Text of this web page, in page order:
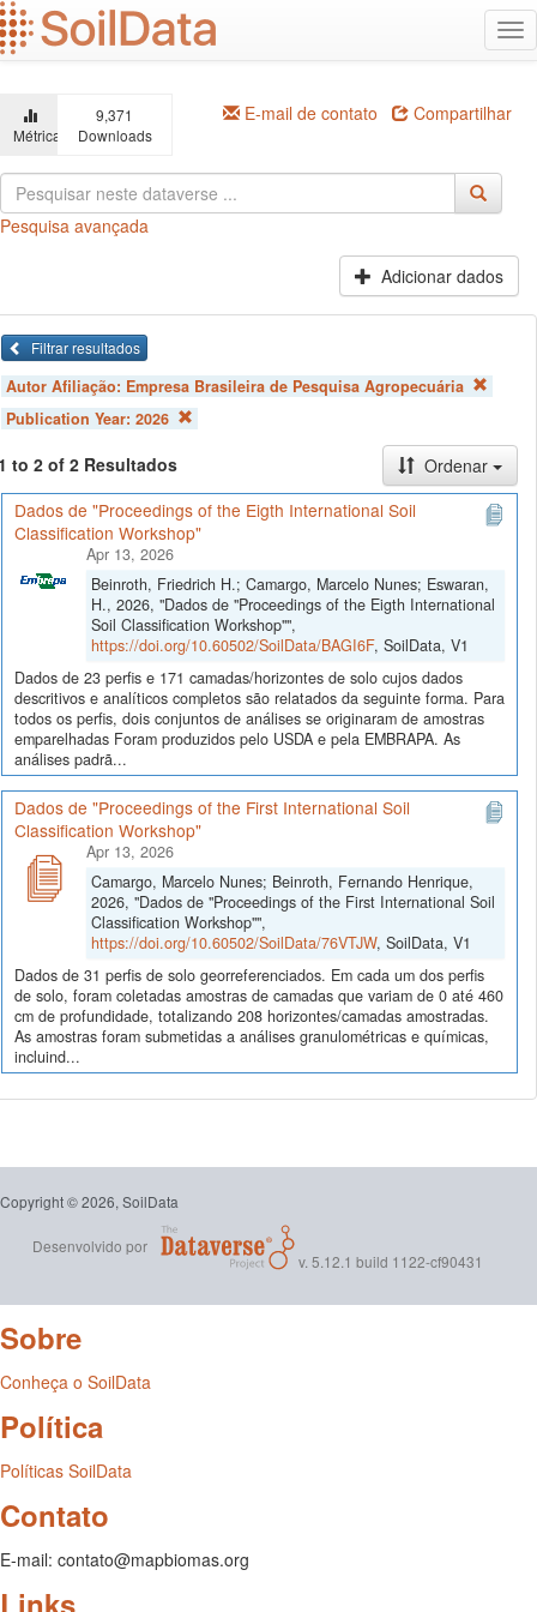
Ir
para
o
principal
Métricas
9,371
Downloads
E-mail de contato Compartilhar
Pesquisa avançada
Adicionar dados
Filtrar resultados
Autor Afiliação: Empresa Brasileira de Pesquisa Agropecuária
Publication Year: 2026
to 2 of 2 Resultados
Ordenar
Dados de "Proceedings of the Eigth International Soil
Classification Workshop"
Apr 13, 2026
Beinroth, Friedrich H.; Camargo, Marcelo Nunes; Eswaran,
H., 2026, "Dados de "Proceedings of the Eigth International
Soil Classification Workshop"",
https://doi.org/10.60502/SoilData/BAGI6F, SoilData, V1
Dados de 23 perfis e 171 camadas/horizontes de solo cujos dados
descritivos e analíticos completos são relatados da seguinte forma. Para
todos os perfis, dois conjuntos de análises se originaram de amostras
emparelhadas Foram produzidos pelo USDA e pela EMBRAPA. As
análises padrã...
Dados de "Proceedings of the First International Soil
Classification Workshop"
Apr 13, 2026
Camargo, Marcelo Nunes; Beinroth, Fernando Henrique,
2026, "Dados de "Proceedings of the First International Soil
Classification Workshop"",
https://doi.org/10.60502/SoilData/76VTJW, SoilData, V1
Dados de 31 perfis de solo georreferenciados. Em cada um dos perfis
de solo, foram coletadas amostras de camadas que variam de 0 até 460
cm de profundidade, totalizando 208 horizontes/camadas amostradas.
As amostras foram submetidas a análises granulométricas e químicas,
incluind...
Copyright © 2026, SoilData
Desenvolvido por
v. 5.12.1 build 1122-cf90431
Sobre
Conheça o SoilData
Política
Políticas SoilData
Contato
E-mail: contato@mapbiomas.org
Links